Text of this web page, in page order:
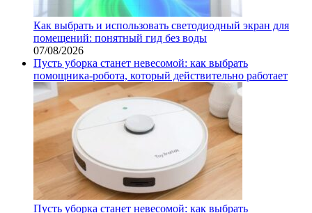
Как выбрать и использовать светодиодный экран для
помещений: понятный гид без воды
07/08/2026
Пусть уборка станет невесомой: как выбрать
помощника‑робота, который действительно работает
Пусть уборка станет невесомой: как выбрать